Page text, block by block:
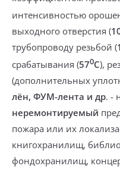
интенсивностью
выходного отверстия (
трубопроводу резьбой (
срабатывания (570С),
(дополнительных
лён, ФУМ-лента и др. -
неремонтируемый
пожара или их
книгохранилищ,
фондохранилищ,